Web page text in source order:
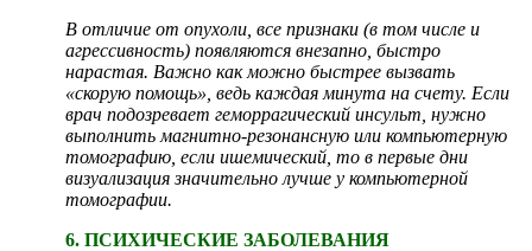
В отличие от опухоли, все признаки (в том числе и
агрессивность) появляются внезапно, быстро
нарастая. Важно как можно быстрее вызвать
«скорую помощь», ведь каждая минута на счету. Если
врач подозревает геморрагический инсульт, нужно
выполнить магнитно-резонансную или компьютерную
томографию, если ишемический, то в первые дни
визуализация значительно лучше у компьютерной
томографии.
6. ПСИХИЧЕСКИЕ ЗАБОЛЕВАНИЯ